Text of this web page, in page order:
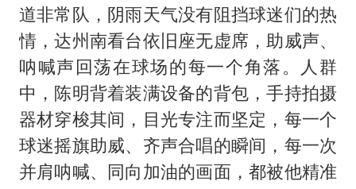
道非常队，阴雨天气没有阻挡球迷们的热
情，达州南看台依旧座无虚席，助威声、
呐喊声回荡在球场的每一个角落。人群
中，陈明背着装满设备的背包，手持拍摄
器材穿梭其间，目光专注而坚定，每一个
球迷摇旗助威、齐声合唱的瞬间，每一次
并肩呐喊、同向加油的画面，都被他精准